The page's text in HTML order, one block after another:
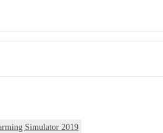
Simulator 2019